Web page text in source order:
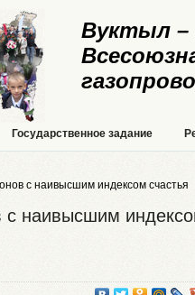
Вуктыл
Государственное задание
с наивысшим индексом счастья
с наивысшим